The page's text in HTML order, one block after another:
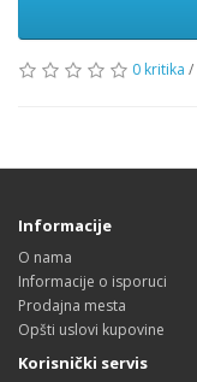
0 kritika /
Informacije
O nama
Informacije o isporuci
Prodajna mesta
Opšti uslovi kupovine
Korisnički servis